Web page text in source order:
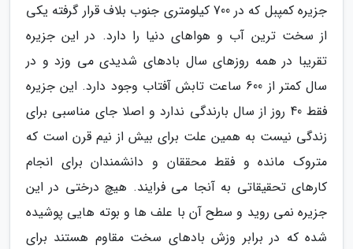
جزیره کمپبل که در 700 کیلومتری جنوب بلاف قرار گرفته یکی
از سخت ترین آب و هواهای دنیا را دارد. در این جزیره
تقریبا در همه روزهای سال بادهای شدیدی می وزد و در
سال کمتر از 600 ساعت تابش آفتاب وجود دارد. این جزیره
فقط 40 روز از سال بارندگی ندارد و اصلا جای مناسبی برای
زندگی نیست به همین علت برای بیش از نیم قرن است که
متروک مانده و فقط محققان و دانشمندان برای انجام
کارهای تحقیقاتی به آنجا می فرایند. هیچ درختی در این
جزیره نمی روید و سطح آن با علف ها و بوته هایی پوشیده
شده که در برابر وزش بادهای سخت مقاوم هستند برای